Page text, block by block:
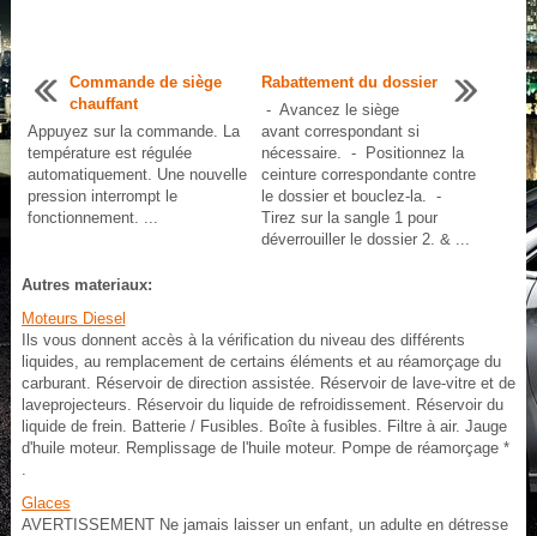
Commande de siège
chauffant
Appuyez sur la commande. La
température est régulée
automatiquement. Une nouvelle
pression interrompt le
fonctionnement. ...
Rabattement du dossier
- Avancez le siège
avant correspondant si
nécessaire. - Positionnez la
ceinture correspondante contre
le dossier et bouclez-la. -
Tirez sur la sangle 1 pour
déverrouiller le dossier 2. & ...
Autres materiaux:
Moteurs Diesel
Ils vous donnent accès à la vérification du niveau des différents
liquides, au remplacement de certains éléments et au réamorçage du
carburant. Réservoir de direction assistée. Réservoir de lave-vitre et de
laveprojecteurs. Réservoir du liquide de refroidissement. Réservoir du
liquide de frein. Batterie / Fusibles. Boîte à fusibles. Filtre à air. Jauge
d'huile moteur. Remplissage de l'huile moteur. Pompe de réamorçage *
.
Glaces
AVERTISSEMENT Ne jamais laisser un enfant, un adulte en détresse